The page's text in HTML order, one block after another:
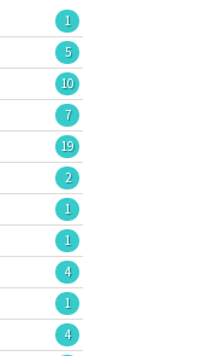
1
5
10
7
19
2
1
1
4
1
4